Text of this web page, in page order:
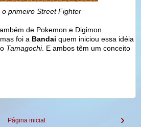
o primeiro Street Fighter
de Pokemon e Digimon.
foi a Bandai quem iniciou essa idéia
Tamagochi. E ambos têm um conceito
›
Página inicial